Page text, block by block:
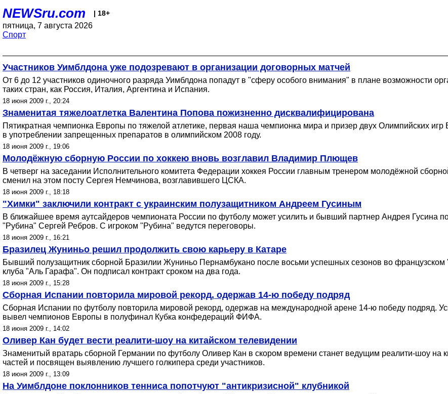
NEWSru.com | 18+
пятница, 7 августа 2026
Спорт
Участников Уимблдона уже подозревают в организации договорных матчей
От 6 до 12 участников одиночного разряда Уимблдона попадут в "сферу особого внимания" в плане возможности
таких стран, как Россия, Италия, Аргентина и Испания.
18 июня 2009 г., 20:24
Знаменитая тяжелоатлетка Валентина Попова пожизненно дисквалифицирована
Пятикратная чемпионка Европы по тяжелой атлетике, первая наша чемпионка мира и призер двух Олимпийских
в употреблении запрещенных препаратов в олимпийском 2008 году.
18 июня 2009 г., 19:06
Молодёжную сборную России по хоккею вновь возглавил Владимир Плющев
В четверг на заседании Исполнительного комитета Федерации хоккея России главным тренером молодёжной
сменил на этом посту Сергея Немчинова, возглавившего ЦСКА.
18 июня 2009 г., 18:18
"Химки" заключили контракт с украинским полузащитником Андреем Гусиным
В ближайшее время аутсайдеров чемпионата России по футболу может усилить и бывший партнер Андрея Гусина
"Рубина" Сергей Ребров. С игроком "Рубина" ведутся переговоры.
18 июня 2009 г., 16:21
Бразилец Жуниньо решил продолжить свою карьеру в Катаре
Бывший полузащитник сборной Бразилии Жуниньо Пернамбукано после восьми успешных сезонов во
клуба "Аль Гарафа". Он подписал контракт сроком на два года.
18 июня 2009 г., 15:28
Сборная Испании повторила мировой рекорд, одержав 14-ю победу подряд
Сборная Испании по футболу повторила мировой рекорд, одержав на международной арене 14-ю победу подряд.
вывел чемпионов Европы в полуфинал Кубка конфедераций ФИФА.
18 июня 2009 г., 14:02
Оливер Кан будет вести реалити-шоу на китайском телевидении
Знаменитый вратарь сборной Германии по футболу Оливер Кан в скором времени станет ведущим реалити-шоу на
частей и посвящен выявлению лучшего голкипера среди участников.
18 июня 2009 г., 13:09
На Уимблдоне поклонников тенниса попотчуют "антикризисной" клубникой